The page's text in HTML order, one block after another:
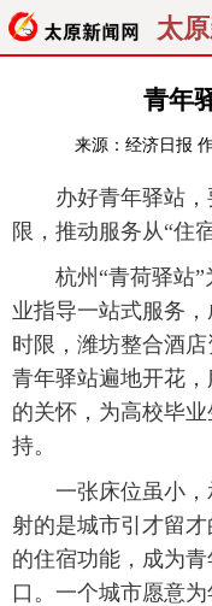
太
聚
经济 关
纵横 曝
旅游 理
看天下 晋
太原日报 太原
青年
来源： 经济日报
办好青年驿站，
限，推动服务从“住
杭州“青荷驿站”
业指导一站式服务
时限，潍坊整合酒
青年驿站遍地开花
的关怀，为高校毕
持。
一张床位虽小，
射的是城市引才留
的住宿功能，成为
口。一个城市愿意